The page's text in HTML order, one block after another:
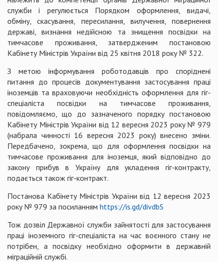
служби і регулюється Порядком оформлення, видачі,
обміну, скасування, пересилання, вилучення, повернення
державі, визнання недійсною та знищення посвідки на
тимчасове проживання, затвердженим постановою
Кабінету Міністрів України від 25 квітня 2018 року № 322.
З метою інформування роботодавців про споріднені
питання до процесів документування застосування праці
іноземців та враховуючи необхідність оформлення для гіг-
спеціаліста посвідки на тимчасове проживання,
повідомляємо, що до зазначеного порядку постановою
Кабінету Міністрів України від 12 вересня 2023 року № 979
(набрала чинності 16 вересня 2023 року) внесено зміни.
Передбачено, зокрема, що для оформлення посвідки на
тимчасове проживання для іноземця, який відповідно до
закону прибув в Україну для укладення гіг-контракту,
подається також гіг-контракт.
Постанова Кабінету Міністрів України від 12 вересня 2023
року № 979 за посиланням https://is.gd/divdbS
Тож дозвіл Державної служби зайнятості для застосування
праці іноземного гіг-спеціаліста на час воєнного стану не
потрібен, а посвідку необхідно оформити в державній
міграційній службі.